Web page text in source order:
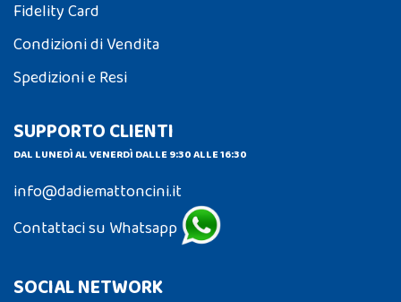
Fidelity Card
Condizioni di Vendita
Spedizioni e Resi
SUPPORTO CLIENTI
DAL LUNEDÌ AL VENERDÌ DALLE 9:30 ALLE 16:30
info@dadiemattoncini.it
Contattaci su Whatsapp
SOCIAL NETWORK